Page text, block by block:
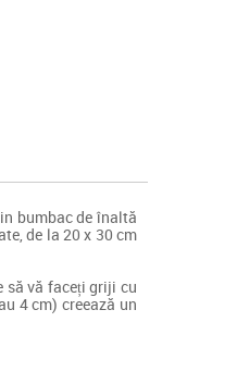
bumbac de înaltă
de la 20 x 30 cm
să vă faceți griji cu
4 cm) creează un